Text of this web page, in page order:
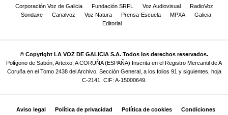
Corporación Voz de Galicia Fundación SRFL Voz Audiovisual
RadioVoz
Sondaxe
Canalvoz Voz Natura Prensa-Escuela MPXA
Galicia
Editorial
© Copyright LA VOZ DE GALICIA S.A. Todos los derechos reservados.
Polígono de Sabón, Arteixo, A CORUÑA (ESPAÑA) Inscrita en el Registro Mercantil de A
Coruña en el Tomo 2438 del Archivo, Sección General, a los folios 91 y siguientes, hoja
C-2141. CIF: A-15000649.
Aviso legal Política de privacidad Política de cookies
Condiciones